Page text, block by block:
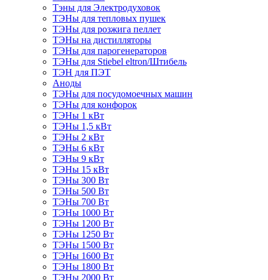
Тэны для Электродуховок
ТЭНы для тепловых пушек
ТЭНы для розжига пеллет
ТЭНы на дистилляторы
ТЭНы для парогенераторов
ТЭНы для Stiebel eltron/Штибель
ТЭН для ПЭТ
Аноды
ТЭНы для посудомоечных машин
ТЭНы для конфорок
ТЭНы 1 кВт
ТЭНы 1,5 кВт
ТЭНы 2 кВт
ТЭНы 6 кВт
ТЭНы 9 кВт
ТЭНы 15 кВт
ТЭНы 300 Вт
ТЭНы 500 Вт
ТЭНы 700 Вт
ТЭНы 1000 Вт
ТЭНы 1200 Вт
ТЭНы 1250 Вт
ТЭНы 1500 Вт
ТЭНы 1600 Вт
ТЭНы 1800 Вт
ТЭНы 2000 Вт